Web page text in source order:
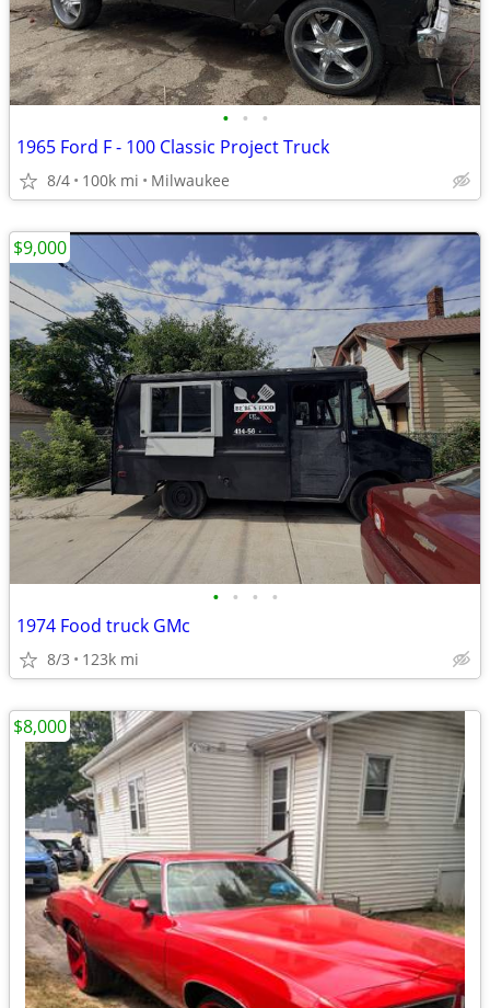
• • •
1965 Ford F - 100 Classic Project Truck
8/4 100k mi Milwaukee
• • • •
1974 Food truck GMc
8/3 123k mi
$9,000
$8,000